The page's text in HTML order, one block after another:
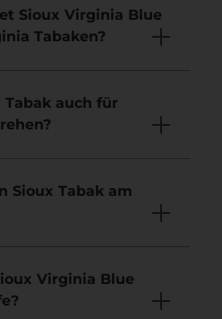
Sioux Virginia Blue
Tabaken?
Tabak auch für
Sioux Tabak am
Virginia Blue